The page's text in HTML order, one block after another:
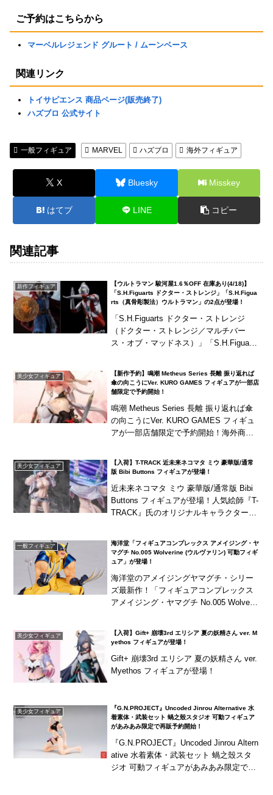
ご予約はこちらから
マーベルレジェンド グルート / ムーンベース
関連リンク
トイサピエンス 商品ページ(販売終了)
ハズブロ 公式サイト
一般フィギュア MARVEL ハズブロ 海外フィギュア
X Bluesky Misskey
はてブ LINE コピー
関連記事
新作フィギュア
【ウルトラマン 駿河屋1.6％OFF 在庫あり(4/18)】
「S.H.Figuarts ドクター・ストレンジ」「S.H.Figua
rts（真骨彫製法）ウルトラマン」の2点が登場！
「S.H.Figuarts ドクター・ストレンジ
（ドクター・ストレンジ／マルチバー
ス・オブ・マッドネス）」「S.H.Figuarts
美少女フィギュア
【新作予約】鳴潮 Metheus Series 長離 振り返れば
傘の向こうにVer. KURO GAMES フィギュアが一部店
舗限定で予約開始！
鳴潮 Metheus Series 長離 振り返れば傘
の向こうにVer. KURO GAMES フィギュ
アが一部店舗限定で予約開始！海外商品
美少女フィギュア
【入荷】T-TRACK 近未来ネコマタ ミウ 豪華版/通常
版 Bibi Buttons フィギュアが登場！
近未来ネコマタ ミウ 豪華版/通常版 Bibi
Buttons フィギュアが登場！人気絵師『T-
TRACK』氏のオリジナルキャラクター
一般フィギュア
海洋堂「フィギュアコンプレックス アメイジング・ヤ
マグチ No.005 Wolverine (ウルヴァリン) 可動フィギ
ュア」が登場！
海洋堂のアメイジングヤマグチ・シリー
ズ最新作！「フィギュアコンプレックス
アメイジング・ヤマグチ No.005 Wolverin
美少女フィギュア
【入荷】Gift+ 崩壊3rd エリシア 夏の妖精さん ver. M
yethos フィギュアが登場！
Gift+ 崩壊3rd エリシア 夏の妖精さん ver.
Myethos フィギュアが登場！
美少女フィギュア
『G.N.PROJECT』Uncoded Jinrou Alternative 水
着素体・武装セット 蝸之殼スタジオ 可動フィギュア
があみあみ限定で再販予約開始！
『G.N.PROJECT』Uncoded Jinrou Altern
ative 水着素体・武装セット 蝸之殼スタ
ジオ 可動フィギュアがあみあみ限定で再